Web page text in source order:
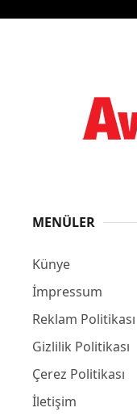
MENÜLER
Künye
İmpressum
Reklam Politikası
Gizlilik Politikası
Çerez Politikası
İletişim